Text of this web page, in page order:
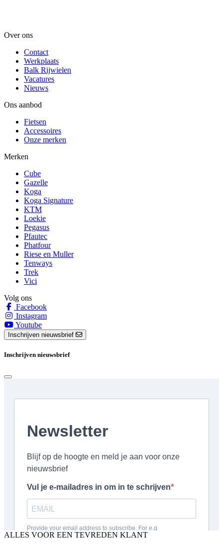
Over ons
Contact
Werkplaats
Balk Rijwielen
Vacatures
Nieuws
Ons aanbod
Fietsen
Accessoires
Onze merken
Merken
Cube
Gazelle
Koga
Koga Signature
KTM
Loekie
Pegasus
Pfautec
Phatfour
Riese en Muller
Tenways
Trek
Vici
Volg ons
Facebook
Instagram
Youtube
Inschrijven nieuwsbrief
Inschrijven nieuwsbrief
ALLES VOOR EEN TEVREDEN KLANT